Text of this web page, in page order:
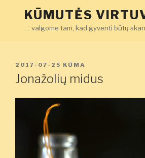
KŪMUTĖS
… valgome tam, kad gyventi būtų
PASKELBTA
2017-07-25 KŪMA
Jonažolių midus